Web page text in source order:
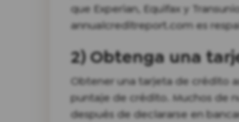
que Experian, Equifax y
annualcreditreport.com es
2) Obtenga una
Obtener una tarjeta de crédito
puntaje de crédito. Muchos de
después de declararse en